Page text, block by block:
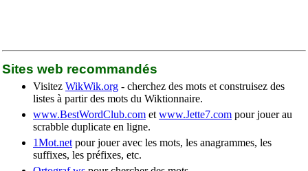
Sites web recommandés
Visitez WikWik.org - cherchez des mots et construisez des
listes à partir des mots du Wiktionnaire.
www.BestWordClub.com et www.Jette7.com pour jouer au
scrabble duplicate en ligne.
1Mot.net pour jouer avec les mots, les anagrammes, les
suffixes, les préfixes, etc.